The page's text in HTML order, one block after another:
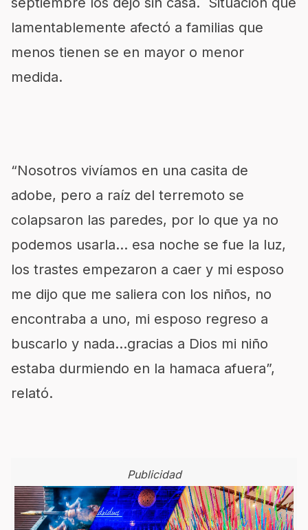
lamentablemente afectó a familias que
menos tienen se en mayor o menor
medida.
“Nosotros vivíamos en una casita de
adobe, pero a raíz del terremoto se
colapsaron las paredes, por lo que ya no
podemos usarla… esa noche se fue la luz,
los trastes empezaron a caer y mi esposo
me dijo que me saliera con los niños, no
encontraba a uno, mi esposo regreso a
buscarlo y nada…gracias a Dios mi niño
estaba durmiendo en la hamaca afuera”,
relató.
Publicidad